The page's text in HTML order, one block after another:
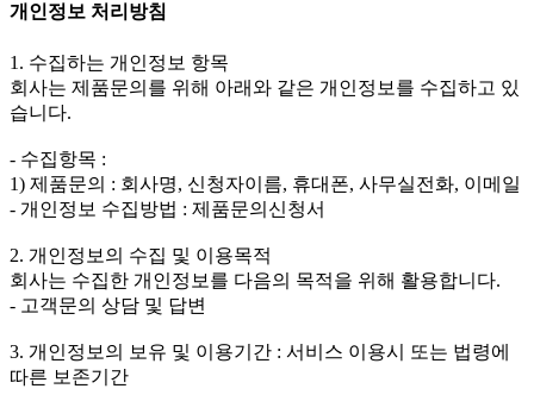
개인정보 처리방침
1. 수집하는 개인정보 항목
회사는 제품문의를 위해 아래와 같은 개인정보를 수집하고 있
습니다.
- 수집항목 :
1) 제품문의 : 회사명, 신청자이름, 휴대폰, 사무실전화, 이메일
- 개인정보 수집방법 : 제품문의신청서
2. 개인정보의 수집 및 이용목적
회사는 수집한 개인정보를 다음의 목적을 위해 활용합니다.
- 고객문의 상담 및 답변
3. 개인정보의 보유 및 이용기간 : 서비스 이용시 또는 법령에
따른 보존기간